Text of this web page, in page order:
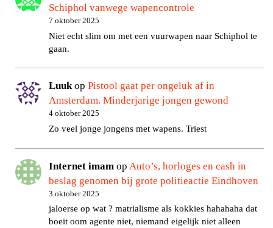
Schiphol vanwege wapencontrole
7 oktober 2025
Niet echt slim om met een vuurwapen naar Schiphol te
gaan.
LuukopPistool gaat per ongeluk af in
Amsterdam. Minderjarige jongen gewond
4 oktober 2025
Zo veel jonge jongens met wapens. Triest
Internet imam op Auto’s, horloges en cash in
beslag genomen bij grote politieactie Eindhoven
3 oktober 2025
jaloerse op wat ? matrialisme als kokkies hahahaha dat
boeit oom agente niet, niemand eigelijk niet alleen